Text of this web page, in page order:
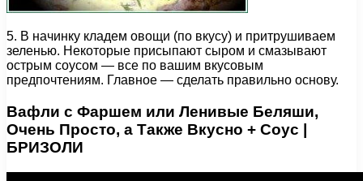
5. В начинку кладем овощи (по вкусу) и притрушиваем
зеленью. Некоторые присыпают сыром и смазывают
острым соусом — все по вашим вкусовым
предпочтениям. Главное — сделать правильно основу.
Вафли с Фаршем или Ленивые Беляши,
Очень Просто, а Также Вкусно + Соус |
БРИЗОЛИ